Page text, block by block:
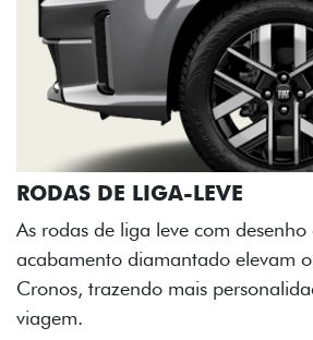
RODAS DE LIGA-LEVE
As rodas de liga leve com
acabamento diamantado elevam
Cronos, trazendo mais
viagem.